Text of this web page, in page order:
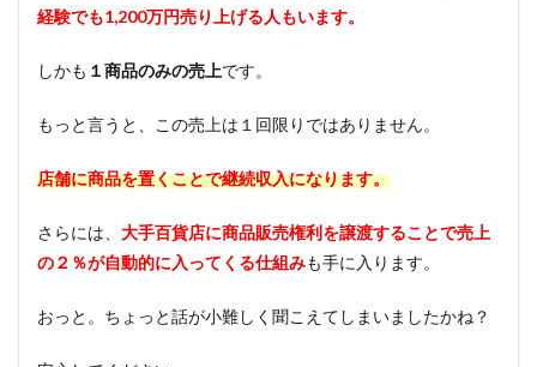
経験でも1,200万円売り上げる人もいます。
しかも １商品のみの売上です。
もっと言うと、この売上は１回限りではありません。
店舗に商品を置くことで継続収入になります。
さらには、 大手百貨店に商品販売権利を譲渡することで売上
の２％が自動的に入ってくる仕組みも手に入ります。
おっと。ちょっと話が小難しく聞こえてしまいましたかね？